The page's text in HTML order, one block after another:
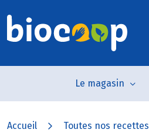
Le magasin
Accueil Toutes nos recettes